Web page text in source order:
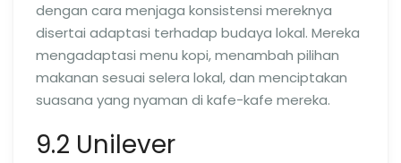
dengan cara menjaga konsistensi mereknya
disertai adaptasi terhadap budaya lokal. Mereka
mengadaptasi menu kopi, menambah pilihan
makanan sesuai selera lokal, dan menciptakan
suasana yang nyaman di kafe-kafe mereka.
9.2 Unilever